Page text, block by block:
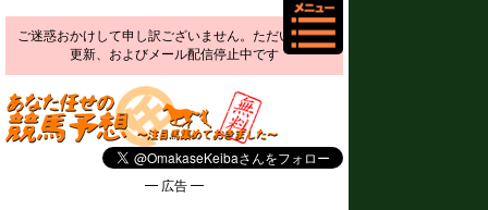
ご迷惑おかけして申し訳ございません。ただいま予想
更新、およびメール配信停止中です
━ 広告 ━